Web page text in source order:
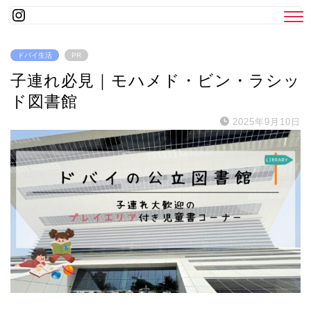
ドバイ生活 PR
子連れ必見｜モハメド・ビン・ラシッ
ド図書館
2025年9月10日